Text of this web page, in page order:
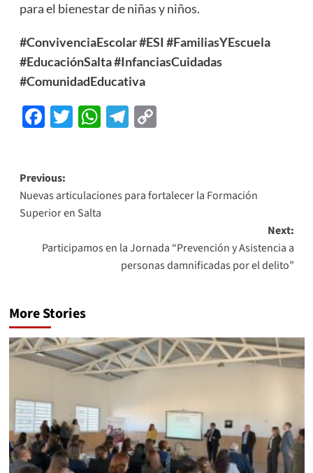
para el bienestar de niñas y niños.
#ConvivenciaEscolar#ESI #FamiliasYEscuela
#EducaciónSalta#InfanciasCuidadas
#ComunidadEducativa
Facebook
Twitter
WhatsApp
Telegram
Copy
Previous:
Nuevas articulaciones para fortalecer la Formación
Superior en Salta
Next:
Participamos en la Jornada “Prevención y Asistencia a
personas damnificadas por el delito”
More Stories